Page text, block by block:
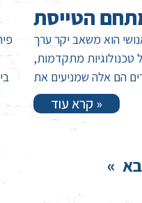
הטייסת
הוא משאב יקר ערך
טכנולוגיות מתקדמות,
הם אלה שמניעים את
קרא עוד »